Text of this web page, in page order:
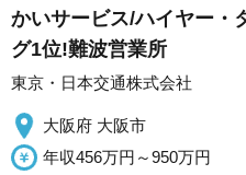
かいサービス/ハイヤー・
グ1位!難波営業所
東京・日本交通株式会社
大阪府 大阪市
年収456万円～950万円